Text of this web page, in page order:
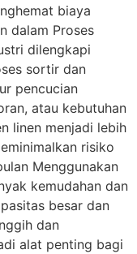
biaya
dalam Proses
dilengkapi
sortir dan
pencucian
atau kebutuhan
linen menjadi lebih
risiko
Menggunakan
kemudahan dan
besar dan
dan
alat penting bagi